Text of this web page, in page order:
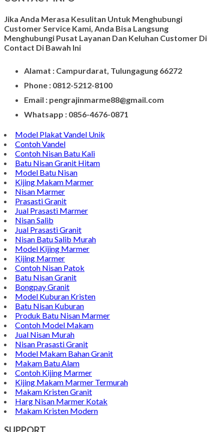
CONTACT INFO
Jika Anda Merasa Kesulitan Untuk Menghubungi
Customer Service Kami, Anda Bisa Langsung
Alamat : Campurdarat, Tulungagung 66272
Phone : 0812-5212-8100
Email : pengrajinmarme88@gmail.com
Whatsapp : 0856-4676-0871
Model Plakat Vandel Unik
Contoh Vandel
Contoh Nisan Batu Kali
Batu Nisan Granit Hitam
Model Batu Nisan
Kijing Makam Marmer
Nisan Marmer
Prasasti Granit
Jual Prasasti Marmer
Nisan Salib
Jual Prasasti Granit
Nisan Batu Salib Murah
Model Kijing Marmer
Kijing Marmer
Contoh Nisan Patok
Batu Nisan Granit
Bongpay Granit
Model Kuburan Kristen
Batu Nisan Kuburan
Produk Batu Nisan Marmer
Contoh Model Makam
Jual Nisan Murah
Nisan Prasasti Granit
Model Makam Bahan Granit
Makam Batu Alam
Contoh Kijing Marmer
Kijing Makam Marmer Termurah
Makam Kristen Granit
Harg Nisan Marmer Kotak
Makam Kristen Modern